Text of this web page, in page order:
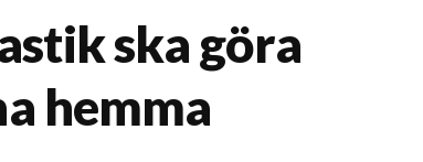
ska göra
hemma